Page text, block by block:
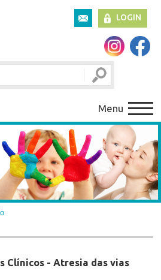
LOGIN
Menu
Clínicos - Atresia das vias